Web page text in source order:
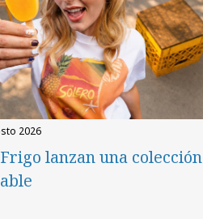
2026
lanzan una colección